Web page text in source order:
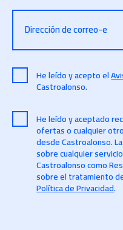
Dirección de correo-e
He leído y acepto el
Castroalonso.
He leído y aceptado
ofertas o cualquier
desde Castroalonso.
sobre cualquier
Castroalonso como
sobre el tratamiento
Política de Privacidad.